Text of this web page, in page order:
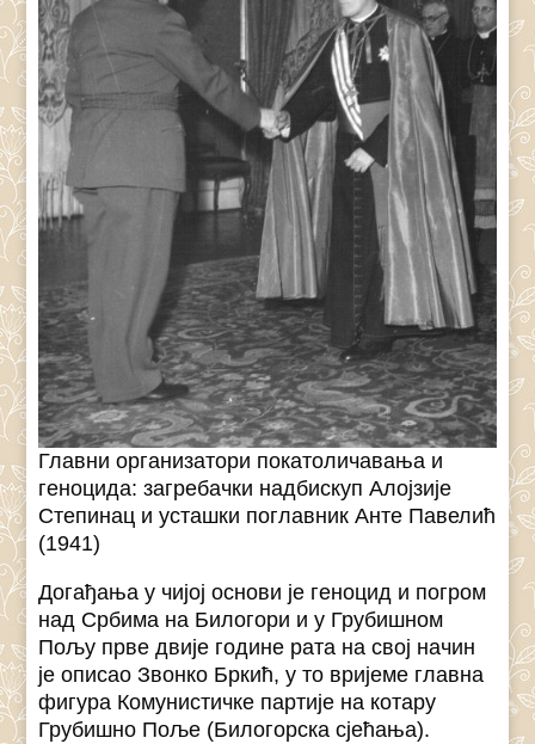
Главни организатори покатоличавања и
геноцида: загребачки надбискуп Алојзије
Степинац и усташки поглавник Анте Павелић
(1941)
Догађања у чијој основи је геноцид и погром
над Србима на Билогори и у Грубишном
Пољу прве двије године рата на свој начин
је описао Звонко Бркић, у то вријеме главна
фигура Комунистичке партије на котару
Грубишно Поље (Билогорска сјећања).